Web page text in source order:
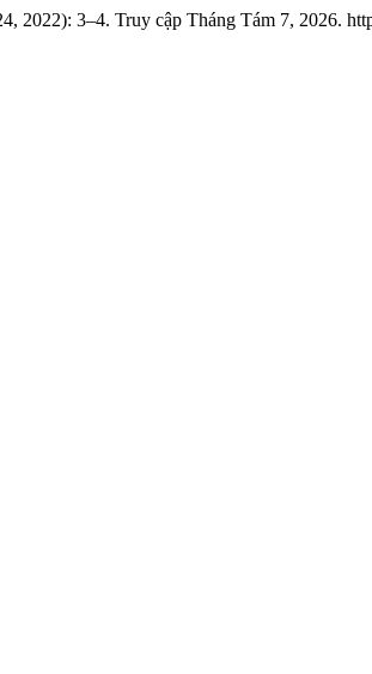
2022): 3–4. Truy cập Tháng Tám 7, 2026.